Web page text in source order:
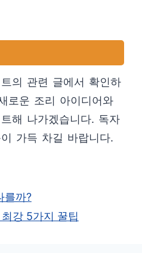
의 관련 글에서 확인하
로운 조리 아이디어와
해 나가겠습니다. 독자
가득 차길 바랍니다.
를까?
강 5가지 꿀팁